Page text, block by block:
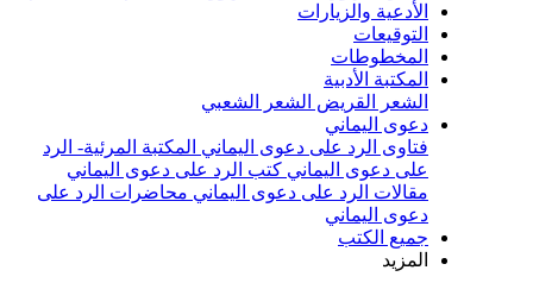
الأدعية والزيارات
التوقيعات
المخطوطات
المكتبة الأدبية
الشعر القريض الشعر الشعبي
دعوى اليماني
فتاوى الرد على دعوى اليماني المكتبة المرئية- الرد
على دعوى اليماني كتب الرد على دعوى اليماني
مقالات الرد على دعوى اليماني محاضرات الرد على
دعوى اليماني
جميع الكتب
المزيد